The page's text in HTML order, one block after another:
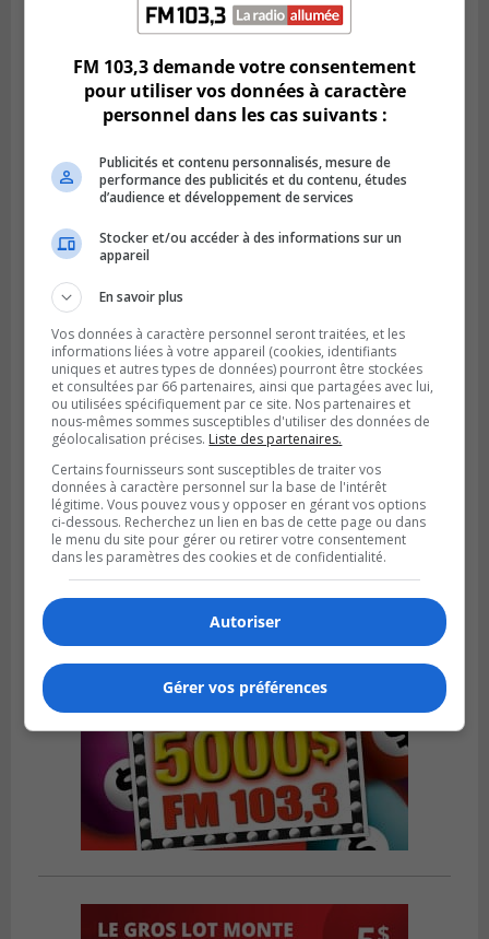
BROSSARD
Publié le 2 août 2026 à 23h04
Rappel de quatre produits alimentaires à
GREENFIELD PARK
Publié le 31 juillet 2026 à 16h45
Des firmes de Longueuil vont participer
aux méga-travaux de l’hôpital Charles-
Le Moyne
FM 103,3 demande votre consentement
pour utiliser vos données à caractère
personnel dans les cas suivants :
Publicités et contenu personnalisés, mesure de
performance des publicités et du contenu, études
d’audience et développement de services
Stocker et/ou accéder à des informations sur un
appareil
En savoir plus
Vos données à caractère personnel seront traitées, et les
informations liées à votre appareil (cookies, identifiants
uniques et autres types de données) pourront être stockées
et consultées par 66 partenaires, ainsi que partagées avec lui,
ou utilisées spécifiquement par ce site. Nos partenaires et
nous-mêmes sommes susceptibles d'utiliser des données de
géolocalisation précises. Liste des partenaires.
Certains fournisseurs sont susceptibles de traiter vos
données à caractère personnel sur la base de l'intérêt
légitime. Vous pouvez vous y opposer en gérant vos options
ci-dessous. Recherchez un lien en bas de cette page ou dans
le menu du site pour gérer ou retirer votre consentement
dans les paramètres des cookies et de confidentialité.
Autoriser
Gérer vos préférences